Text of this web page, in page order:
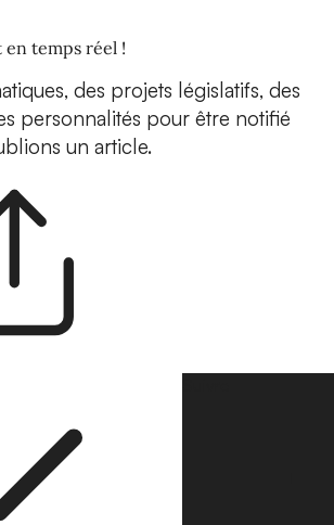
en temps réel !
des projets législatifs, des
personnalités pour être notifié
un article.